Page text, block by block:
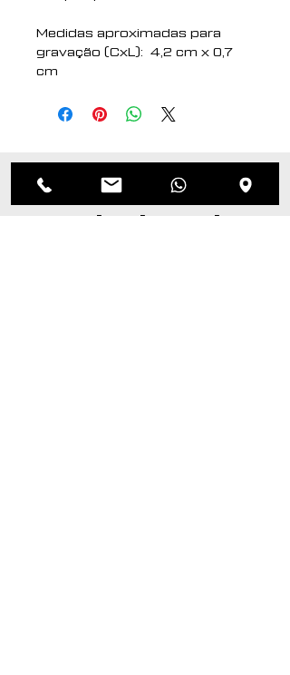
Medidas aproximadas para
gravação (CxL): 4,2 cm x 0,7
cm
aproximado (CxL): 14,2 cm x
Produtos